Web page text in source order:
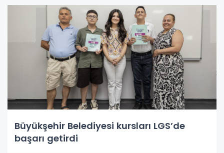
Büyükşehir Belediyesi kursları LGS’de
başarı getirdi